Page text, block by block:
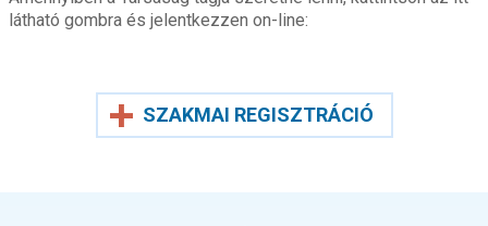
látható gombra és jelentkezzen on-line:
SZAKMAI REGISZTRÁCIÓ